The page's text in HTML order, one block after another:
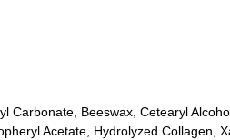
Carbonate, Beeswax, Cetearyl
Acetate, Hydrolyzed Collagen,